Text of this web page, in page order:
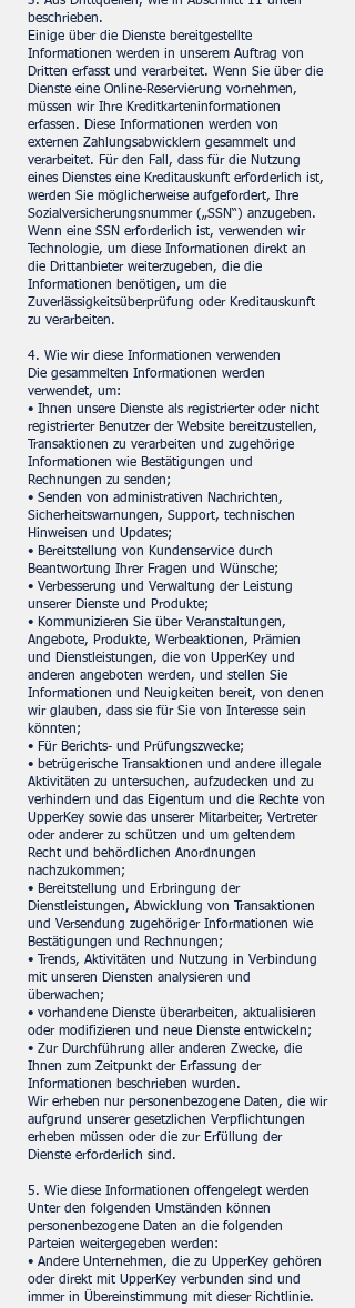
beschrieben.
Einige über die Dienste bereitgestellte
Informationen werden in unserem Auftrag von
Dritten erfasst und verarbeitet. Wenn Sie über die
Dienste eine Online-Reservierung vornehmen,
müssen wir Ihre Kreditkarteninformationen
erfassen. Diese Informationen werden von
externen Zahlungsabwicklern gesammelt und
verarbeitet. Für den Fall, dass für die Nutzung
eines Dienstes eine Kreditauskunft erforderlich ist,
werden Sie möglicherweise aufgefordert, Ihre
Sozialversicherungsnummer („SSN“) anzugeben.
Wenn eine SSN erforderlich ist, verwenden wir
Technologie, um diese Informationen direkt an
die Drittanbieter weiterzugeben, die die
Informationen benötigen, um die
Zuverlässigkeitsüberprüfung oder Kreditauskunft
zu verarbeiten.
4. Wie wir diese Informationen verwenden
Die gesammelten Informationen werden
verwendet, um:
• Ihnen unsere Dienste als registrierter oder nicht
registrierter Benutzer der Website bereitzustellen,
Transaktionen zu verarbeiten und zugehörige
Informationen wie Bestätigungen und
Rechnungen zu senden;
• Senden von administrativen Nachrichten,
Sicherheitswarnungen, Support, technischen
Hinweisen und Updates;
• Bereitstellung von Kundenservice durch
Beantwortung Ihrer Fragen und Wünsche;
• Verbesserung und Verwaltung der Leistung
unserer Dienste und Produkte;
• Kommunizieren Sie über Veranstaltungen,
Angebote, Produkte, Werbeaktionen, Prämien
und Dienstleistungen, die von UpperKey und
anderen angeboten werden, und stellen Sie
Informationen und Neuigkeiten bereit, von denen
wir glauben, dass sie für Sie von Interesse sein
könnten;
• Für Berichts- und Prüfungszwecke;
• betrügerische Transaktionen und andere illegale
Aktivitäten zu untersuchen, aufzudecken und zu
verhindern und das Eigentum und die Rechte von
UpperKey sowie das unserer Mitarbeiter, Vertreter
oder anderer zu schützen und um geltendem
Recht und behördlichen Anordnungen
nachzukommen;
• Bereitstellung und Erbringung der
Dienstleistungen, Abwicklung von Transaktionen
und Versendung zugehöriger Informationen wie
Bestätigungen und Rechnungen;
• Trends, Aktivitäten und Nutzung in Verbindung
mit unseren Diensten analysieren und
überwachen;
• vorhandene Dienste überarbeiten, aktualisieren
oder modifizieren und neue Dienste entwickeln;
• Zur Durchführung aller anderen Zwecke, die
Ihnen zum Zeitpunkt der Erfassung der
Informationen beschrieben wurden.
Wir erheben nur personenbezogene Daten, die wir
aufgrund unserer gesetzlichen Verpflichtungen
erheben müssen oder die zur Erfüllung der
Dienste erforderlich sind.
5. Wie diese Informationen offengelegt werden
Unter den folgenden Umständen können
personenbezogene Daten an die folgenden
Parteien weitergegeben werden:
• Andere Unternehmen, die zu UpperKey gehören
oder direkt mit UpperKey verbunden sind und
immer in Übereinstimmung mit dieser Richtlinie.